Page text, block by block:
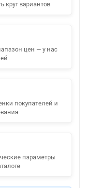
круг вариантов
цен — у нас
покупателей и
параметры